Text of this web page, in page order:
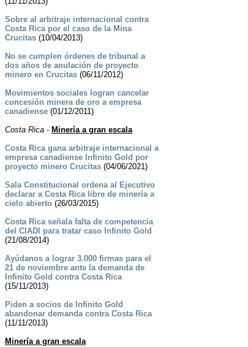
Sobre al arbitraje internacional contra
Costa Rica por el caso de la Mina
Crucitas(10/04/2013)
No se cumplen órdenes de tribunal a
dos años de anulación de proyecto
minero en Crucitas(06/11/2012)
Movimientos sociales logran cancelar
concesión minera de oro a empresa
canadiense(01/12/2011)
Costa Rica- Minería a gran escala
Costa Rica gana arbitraje internacional a
empresa canadiense Infinito Gold por
proyecto minero Crucitas(04/06/2021)
Sala Constitucional ordena al Ejecutivo
declarar a Costa Rica libre de minería a
cielo abierto(26/03/2015)
Costa Rica señala falta de competencia
del CIADI para tratar caso Infinito Gold
(21/08/2014)
Ayúdanos a lograr 3.000 firmas para el
21 de noviembre ante la demanda de
Infinito Gold contra Costa Rica
(15/11/2013)
Piden a socios de Infinito Gold
abandonar demanda contra Costa Rica
(11/11/2013)
Minería a gran escala